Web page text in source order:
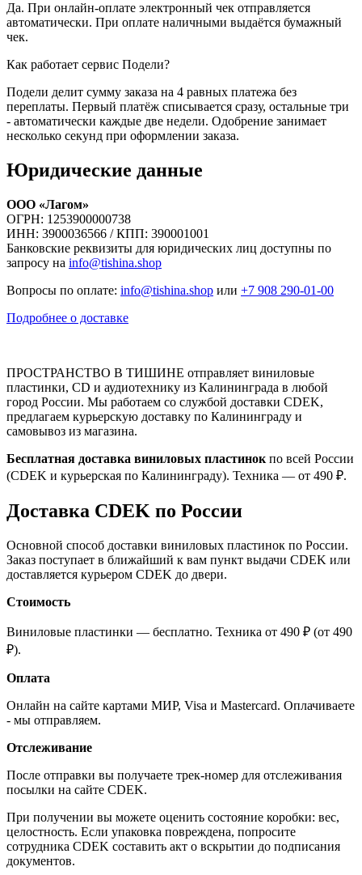
Да. При онлайн-оплате электронный чек отправляется
автоматически. При оплате наличными выдаётся бумажный
чек.
Как работает сервис Подели?
Подели делит сумму заказа на 4 равных платежа без
переплаты. Первый платёж списывается сразу, остальные три
- автоматически каждые две недели. Одобрение занимает
несколько секунд при оформлении заказа.
Юридические данные
ООО «Лагом»
ОГРН: 1253900000738
ИНН: 3900036566 / КПП: 390001001
Банковские реквизиты для юридических лиц доступны по
запросу на info@tishina.shop
Вопросы по оплате: info@tishina.shop или +7 908 290-01-00
Подробнее о доставке
ПРОСТРАНСТВО В ТИШИНЕ отправляет виниловые
пластинки, CD и аудиотехнику из Калининграда в любой
город России. Мы работаем со службой доставки CDEK,
предлагаем курьерскую доставку по Калининграду и
самовывоз из магазина.
Бесплатная доставка виниловых пластинок по всей России
(CDEK и курьерская по Калининграду). Техника — от 490 ₽.
Доставка CDEK по России
Основной способ доставки виниловых пластинок по России.
Заказ поступает в ближайший к вам пункт выдачи CDEK или
доставляется курьером CDEK до двери.
Стоимость
Виниловые пластинки — бесплатно. Техника от 490 ₽ (от 490
₽).
Оплата
Онлайн на сайте картами МИР, Visa и Mastercard. Оплачиваете
- мы отправляем.
Отслеживание
После отправки вы получаете трек-номер для отслеживания
посылки на сайте CDEK.
При получении вы можете оценить состояние коробки: вес,
целостность. Если упаковка повреждена, попросите
сотрудника CDEK составить акт о вскрытии до подписания
документов.